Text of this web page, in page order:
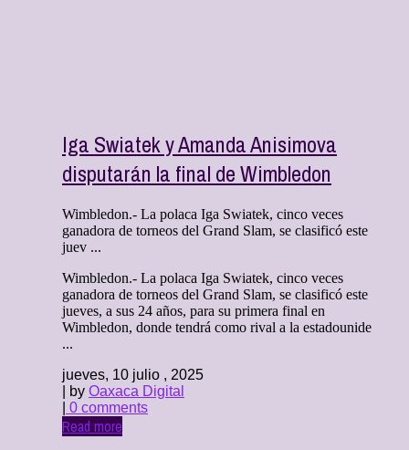
Iga Swiatek y Amanda Anisimova
disputarán la final de Wimbledon
Wimbledon.- La polaca Iga Swiatek, cinco veces
ganadora de torneos del Grand Slam, se clasificó este
juev ...
Wimbledon.- La polaca Iga Swiatek, cinco veces
ganadora de torneos del Grand Slam, se clasificó este
jueves, a sus 24 años, para su primera final en
Wimbledon, donde tendrá como rival a la estadounide
...
jueves, 10 julio , 2025
| by Oaxaca Digital
0 comments
Read more